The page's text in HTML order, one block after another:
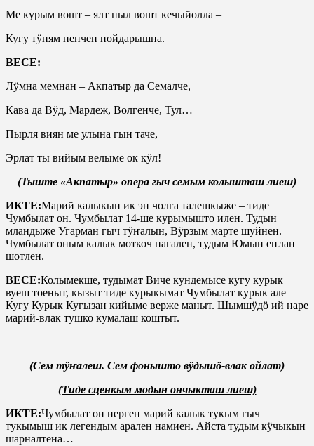
Ме курым вошт – ялт пыл вошт кечыйолла –
Кугу тӱням ненчен пойдарышна.
ВЕСЕ:
Лӱмна мемнан – Акпатыр да Семалче,
Кава да Вӱд, Мардеж, Волгенче, Тул…
Пырля виян ме улына гын таче,
Эрлат ты вийым велыме ок кӱл!
(Тыште «Акпатыр» опера гыч семым колышташ лиеш)
ИКТЕ:Марий калыкын ик эн чолга талешкыже – тиде
Чумбылат он. Чумбылат 14-ше курымышто илен. Тудын
мландыже Угарман гыч тӱҥалын, Вӱрзым марте шуйнен.
Чумбылат оным калык моткоч пагален, тудым Юмын еҥлан
шотлен.
ВЕСЕ:Колымекше, тудымат Виче кундемысе кугу курык
вуеш тоеныт, кызыт тиде курыкымат Чумбылат курык але
Кугу Курык Кугызан кийыме верже маныт. Шымшӱдӧ ий наре
марий-влак тушко кумалаш коштыт.
(Сем тӱҥалеш. Сем фонышто вӱдышӧ-влак ойлат)
(Тиде сценкым модын ончыкташ лиеш)
ИКТЕ:Чумбылат он нерген марий калык тукым гыч
тукымыш ик легендым арален намиен. Айста тудым кӱчыкын
шарналтена…